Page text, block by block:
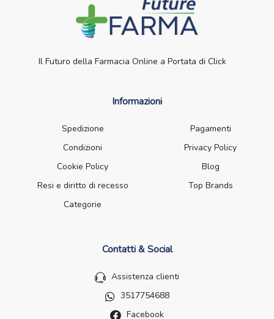
Il Futuro della Farmacia Online a Portata di Click
Informazioni
Spedizione
Pagamenti
Condizioni
Privacy Policy
Cookie Policy
Blog
Resi e diritto di recesso
Top Brands
Categorie
Contatti & Social
Assistenza clienti
3517754688
Facebook